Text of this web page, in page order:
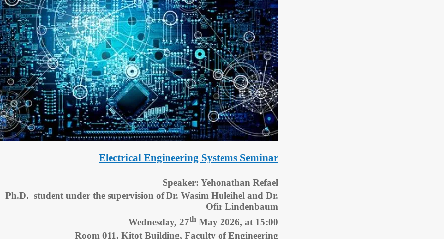
Electrical Engineering Systems Seminar
Speaker: Yehonathan Refael
Ph.D. student under the supervision ofDr. Wasim Huleihel and Dr.
Ofir Lindenbaum
Wednesday, 27th May 2026, at 15:00
Room 011, Kitot Building, Faculty of Engineering